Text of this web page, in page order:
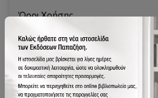
Όροι Χρήσης
Προσωπικά δεδομένα
Πληροφορίες Cookies
Τρόποι πληρωμής
Τρόποι αποστολής
Πολιτική επιστροφών
Εργαλεία